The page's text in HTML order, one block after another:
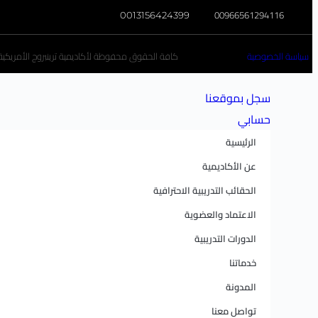
0013156424399 00966561294116
سياسة الخصوصية كافة الحقوق محفوظة لأكاديمية ترينبروج
سجل بموقعنا
حسابي
الرئيسية
عن الأكاديمية
الحقائب التدريبية الاحترافية
الاعتماد والعضوية
الدورات التدريبية
خدماتنا
المدونة
تواصل معنا